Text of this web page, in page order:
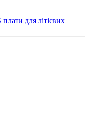
для літієвих